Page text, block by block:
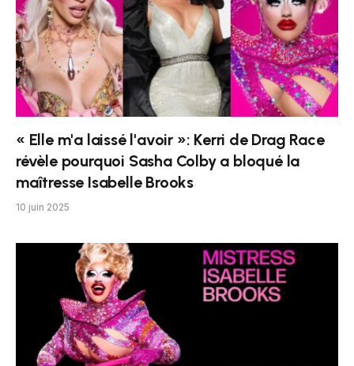
« Elle m'a laissé l'avoir »: Kerri de Drag Race
révèle pourquoi Sasha Colby a bloqué la
maîtresse Isabelle Brooks
10 juin 2025